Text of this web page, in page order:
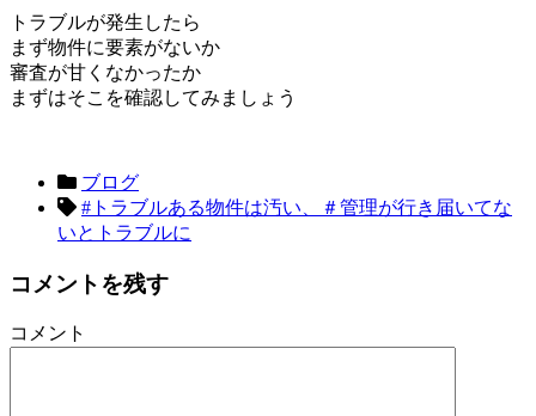
トラブルが発生したら
まず物件に要素がないか
審査が甘くなかったか
まずはそこを確認してみましょう
ブログ
#トラブルある物件は汚い、＃管理が行き届いてな
いとトラブルに
コメントを残す
コメント